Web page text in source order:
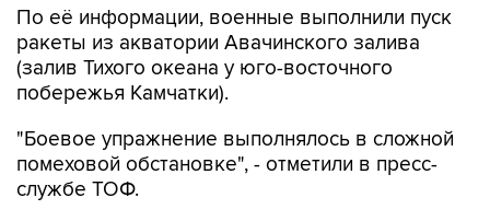
По её информации, военные выполнили пуск
ракеты из акватории Авачинского залива
(залив Тихого океана у юго-восточного
побережья Камчатки).
"Боевое упражнение выполнялось в сложной
помеховой обстановке", - отметили в пресс-
службе ТОФ.